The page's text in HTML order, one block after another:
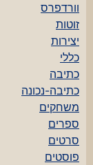
וורדפרס
זוטות
יצירות
כללי
כתיבה
כתיבה-נכונה
משחקים
ספרים
סרטים
פוסטים